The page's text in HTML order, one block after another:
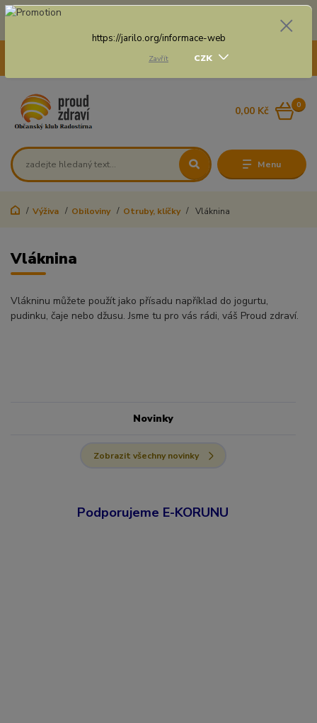
Doprava zdarma na některé druhy dopravy při nákupu
Menu
CZK
0
0,00 Kč
Výživa Obiloviny Otruby, klíčky Vláknina
Vláknina
Vlákninu můžete použít jako přísadu například do jogurtu,
pudinku, čaje nebo džusu. Jsme tu pro vás rádi, váš Proud zdraví.
Novinky
Zobrazit všechny novinky
Podporujeme E-KORUNU
https://jarilo.org/informace-web
Zavřít